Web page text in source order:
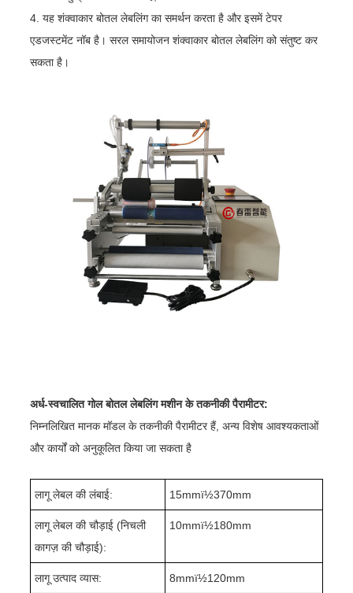
4. यह शंक्वाकार बोतल लेबलिंग का समर्थन करता है और इसमें टेपर
एडजस्टमेंट नॉब है। सरल समायोजन शंक्वाकार बोतल लेबलिंग को संतुष्ट कर
सकता है।
अर्ध-स्वचालित गोल बोतल लेबलिंग मशीन के तकनीकी पैरामीटर:
निम्नलिखित मानक मॉडल के तकनीकी पैरामीटर हैं, अन्य विशेष आवश्यकताओं
और कार्यों को अनुकूलित किया जा सकता है
लागू लेबल की लंबाई: 15mmï½370mm
लागू लेबल की चौड़ाई (निचली
कागज़ की चौड़ाई):
10mmï½180mm
लागू उत्पाद व्यास: 8mmï½120mm